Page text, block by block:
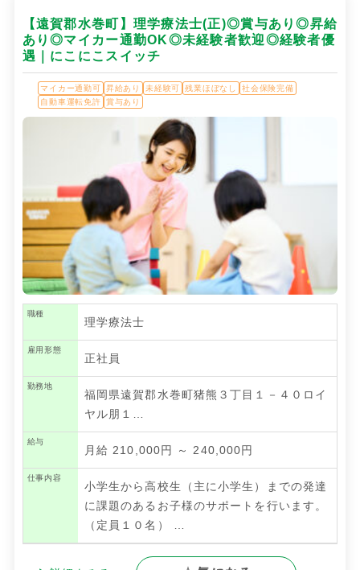
【遠賀郡水巻町】理学療法士(正)◎賞与あり◎昇給
あり◎マイカー通勤OK◎未経験者歓迎◎経験者優
遇｜にこにこスイッチ
マイカー通勤可 昇給あり 未経験可 残業ほぼなし
社会保険完備
自動車運転免許
賞与あり
職種
理学療法士
雇用形態
正社員
勤務地
福岡県遠賀郡水巻町猪熊３丁目１－４０ロイ
ヤル朋１…
給与
月給 210,000円 ～ 240,000円
仕事内容
小学生から高校生（主に小学生）までの発達
に課題のあるお子様のサポートを行います。
（定員１０名）
…